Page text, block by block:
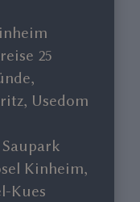
25
Usedom
Kinheim,
Kues